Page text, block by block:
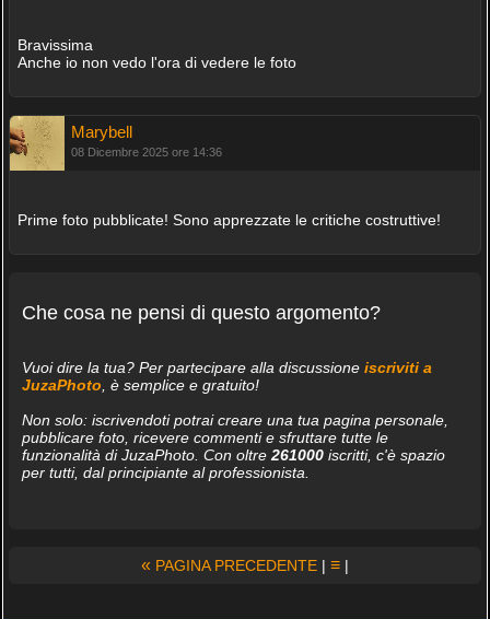
Bravissima
Anche io non vedo l'ora di vedere le foto
Marybell
08 Dicembre 2025 ore 14:36
Prime foto pubblicate! Sono apprezzate le critiche costruttive!
Che cosa ne pensi di questo argomento?
Vuoi dire la tua? Per partecipare alla discussione iscriviti a
JuzaPhoto , è semplice e gratuito!
Non solo: iscrivendoti potrai creare una tua pagina personale,
pubblicare foto, ricevere commenti e sfruttare tutte le
funzionalità di JuzaPhoto. Con oltre 261000iscritti, c'è spazio
per tutti, dal principiante al professionista.
« PAGINA PRECEDENTE | ≡ |